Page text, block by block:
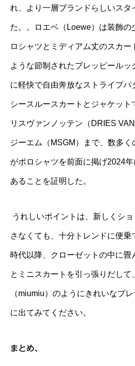
れ、より一層ブランドらしいスタ
た。。ロエベ（Loewe）は装飾の
ロシャツとミディアム丈のスカ
ような節制されたプレッピール
に軽快で自由奔放なストライプパ
シースルースカートとジャケット
リスヴァンノッテン（DRIES
ジーエム（MSGM）まで、数多
がポロシャツを前面に掲げ2024
あることを証明した。
うれしいポイントは、新しくシ
さなくても、十分トレンドに便乗
時代以降、クローゼットの中に畳
とミニスカートを引っ張りだして
（miumiu）のようにきれいなブ
に出てみてください。
まとめ、